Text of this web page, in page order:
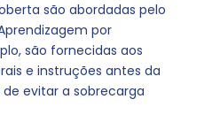
são abordadas pelo
por
são fornecidas aos
e instruções antes da
evitar a sobrecarga